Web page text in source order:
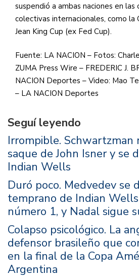
suspendió a ambas naciones en las
colectivas internacionales, como la
Jean King Cup (ex Fed Cup).
Fuente: LA NACION – Fotos:
ZUMA Press Wire – FREDERIC J.
NACION Deportes – Video: Mao
– LA NACION Deportes
Seguí leyendo
Irrompible. Schwartzman
saque de John Isner y se
Indian Wells
Duró poco. Medvedev se
temprano de Indian
número 1, y Nadal sigue
Colapso psicológico. La
defensor brasileño que
en la final de la Copa
Argentina